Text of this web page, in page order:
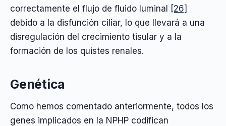
correctamente el flujo de fluido luminal [26]
debido a la disfunción ciliar, lo que llevará a una
disregulación del crecimiento tisular y a la
formación de los quistes renales.
Genética
Como hemos comentado anteriormente, todos los
genes implicados en la NPHP codifican